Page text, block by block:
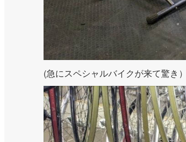
(急にスペシャルバイクが来て驚き）